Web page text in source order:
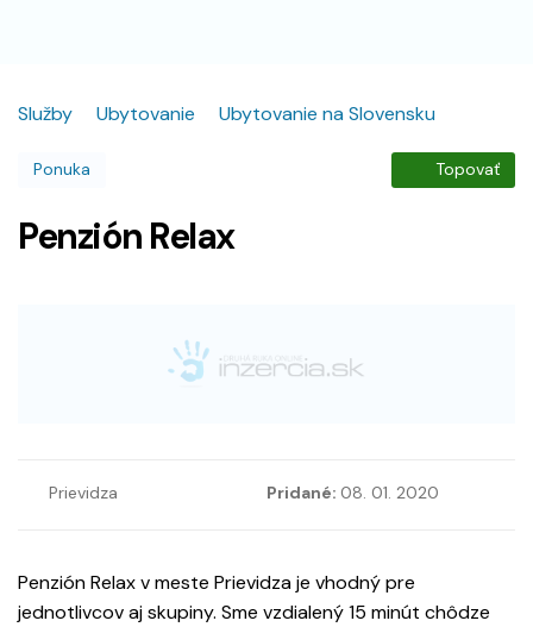
Služby Ubytovanie Ubytovanie na Slovensku
Ponuka Topovať
Penzión Relax
Prievidza Pridané: 08. 01. 2020
Penzión Relax v meste Prievidza je vhodný pre
jednotlivcov aj skupiny. Sme vzdialený 15 minút chôdze